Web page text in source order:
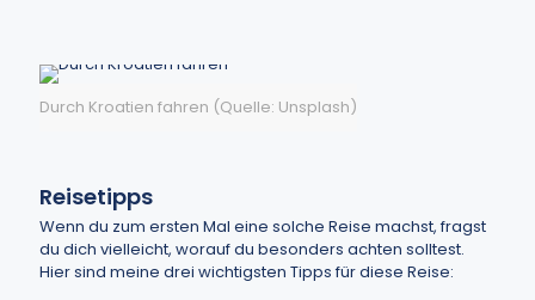
Durch Kroatien fahren (Quelle: Unsplash)
Reisetipps
Wenn du zum ersten Mal eine solche Reise machst, fragst
du dich vielleicht, worauf du besonders achten solltest.
Hier sind meine drei wichtigsten Tipps für diese Reise: